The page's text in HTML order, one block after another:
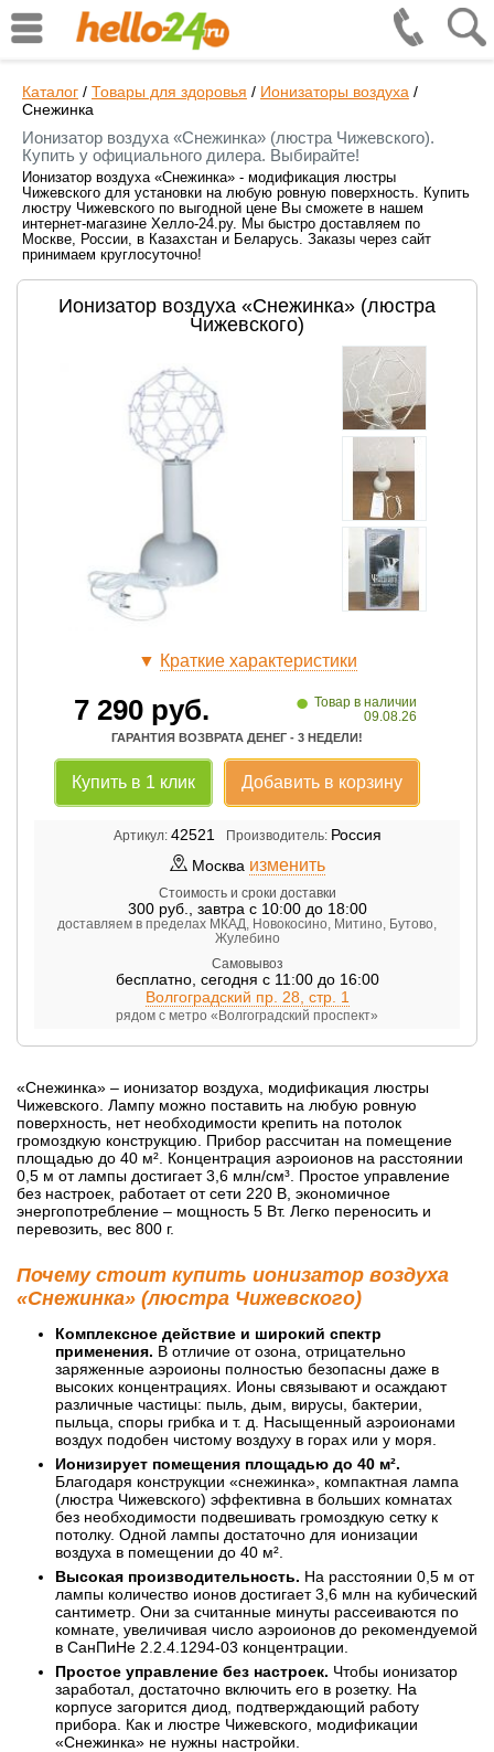
Каталог / Товары для здоровья / Ионизаторы воздуха /
Снежинка
Ионизатор воздуха «Снежинка» (люстра Чижевского).
Купить у официального дилера. Выбирайте!
Ионизатор воздуха «Снежинка» - модификация люстры
Чижевского для установки на любую ровную поверхность. Купить
люстру Чижевского по выгодной цене Вы сможете в нашем
интернет-магазине Хелло-24.ру. Мы быстро доставляем по
Москве, России, в Казахстан и Беларусь. Заказы через сайт
принимаем круглосуточно!
Ионизатор воздуха «Снежинка» (люстра
Чижевского)
▼ Краткие характеристики
7 290 руб. • Товар в наличии
09.08.26
ГАРАНТИЯ ВОЗВРАТА ДЕНЕГ - 3 НЕДЕЛИ!
Купить в 1 клик Добавить в корзину
Артикул: 42521 Производитель: Россия
Москва изменить
Стоимость и сроки доставки
300руб. завтра с 10:00 до 18:00
доставляем в пределах МКАД, Новокосино, Митино, Бутово,
Жулебино
Самовывоз
бесплатно, сегодня с 11:00 до 16:00
Волгоградский пр. 28, стр. 1
рядом с метро «Волгоградский проспект»
«Снежинка» – ионизатор воздуха, модификация люстры
Чижевского. Лампу можно поставить на любую ровную
поверхность, нет необходимости крепить на потолок
громоздкую конструкцию. Прибор рассчитан на помещение
площадью до 40 м². Концентрация аэроионов на расстоянии
0,5 м от лампы достигает 3,6 млн/см³. Простое управление
без настроек, работает от сети 220 В, экономичное
энергопотребление – мощность 5 Вт. Легко переносить и
перевозить, вес 800 г.
Почему стоит купить ионизатор воздуха
«Снежинка» (люстра Чижевского)
Комплексное действие и широкий спектр
применения. В отличие от озона, отрицательно
заряженные аэроионы полностью безопасны даже в
высоких концентрациях. Ионы связывают и осаждают
различные частицы: пыль, дым, вирусы, бактерии,
пыльца, споры грибка и т. д. Насыщенный аэроионами
воздух подобен чистому воздуху в горах или у моря.
Ионизирует помещения площадью до 40 м².
Благодаря конструкции «снежинка», компактная лампа
(люстра Чижевского) эффективна в больших комнатах
без необходимости подвешивать громоздкую сетку к
потолку. Одной лампы достаточно для ионизации
воздуха в помещении до 40 м².
Высокая производительность. На расстоянии 0,5 м от
лампы количество ионов достигает 3,6 млн на кубический
сантиметр. Они за считанные минуты рассеиваются по
комнате, увеличивая число аэроионов до рекомендуемой
в СанПиНе 2.2.4.1294-03 концентрации.
Простое управление без настроек. Чтобы ионизатор
заработал, достаточно включить его в розетку. На
корпусе загорится диод, подтверждающий работу
прибора. Как и люстре Чижевского, модификации
«Снежинка» не нужны настройки.